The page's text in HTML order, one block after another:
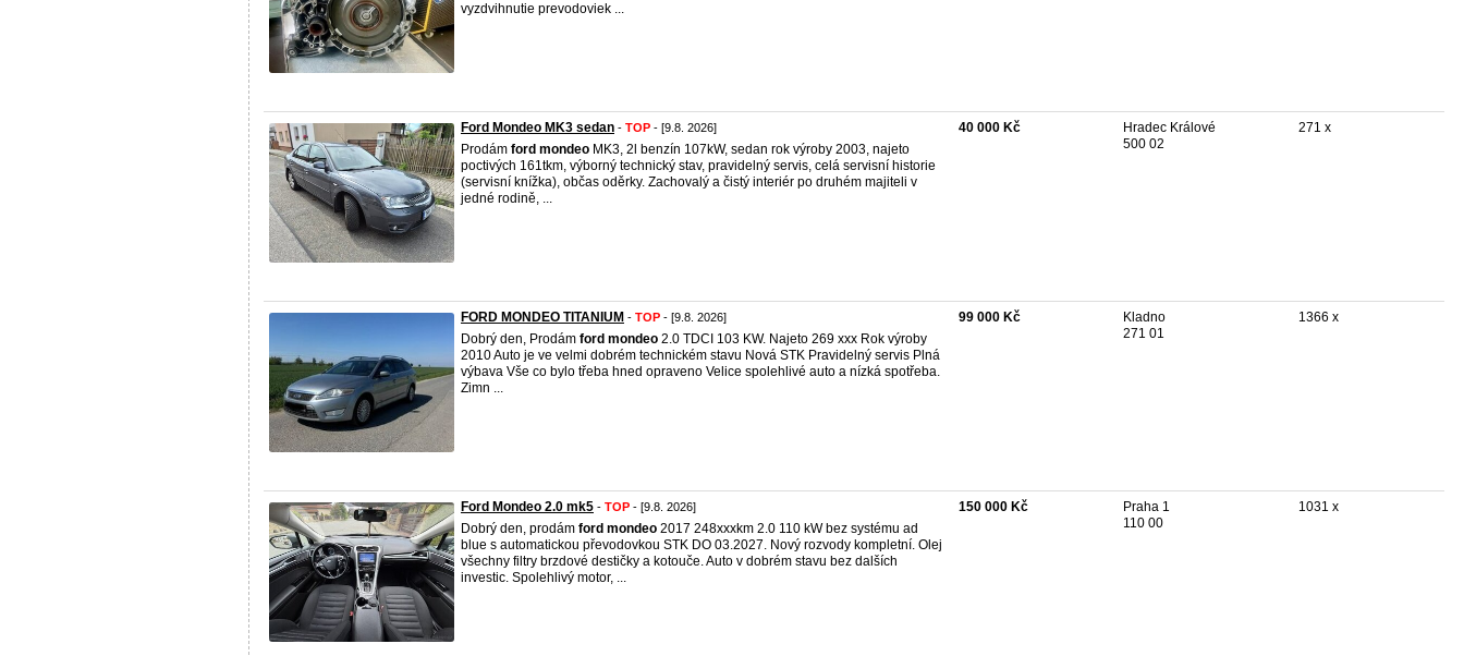
vyzdvihnutie prevodoviek ...
Ford Mondeo MK3 sedan - TOP - [9.8. 2026]
Prodám ford mondeo MK3, 2l benzín 107kW, sedan rok výroby 2003, najeto
poctivých 161tkm, výborný technický stav, pravidelný servis, celá servisní historie
(servisní knížka), občas oděrky. Zachovalý a čistý interiér po druhém majiteli v
jedné rodině, ...
40 000 Kč
Hradec Králové
500 02
271 x
FORD MONDEO TITANIUM - TOP - [9.8. 2026]
Dobrý den, Prodám ford mondeo 2.0 TDCI 103 KW. Najeto 269 xxx Rok výroby
2010 Auto je ve velmi dobrém technickém stavu Nová STK Pravidelný servis Plná
výbava Vše co bylo třeba hned opraveno Velice spolehlivé auto a nízká spotřeba.
Zimn ...
99 000 Kč
Kladno
271 01
1366 x
Ford Mondeo 2.0 mk5 - TOP - [9.8. 2026]
Dobrý den, prodám ford mondeo 2017 248xxxkm 2.0 110 kW bez systému ad
blue s automatickou převodovkou STK DO 03.2027. Nový rozvody kompletní. Olej
všechny filtry brzdové destičky a kotouče. Auto v dobrém stavu bez dalších
investic. Spolehlivý motor, ...
150 000 Kč
Praha 1
110 00
1031 x